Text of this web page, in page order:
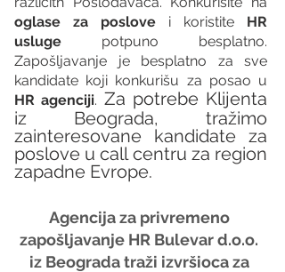
oglase za poslove i koristite HR
usluge potpuno besplatno.
Zapošljavanje je besplatno za sve
HR agenciji. Za potrebe Klijenta
iz Beograda, tražimo
zainteresovane kandidate za
poslove u call centru za region
zapadne Evrope.
Agencija za privremeno
zapošljavanje HR Bulevar d.o.o.
iz Beograda traži izvršioca za